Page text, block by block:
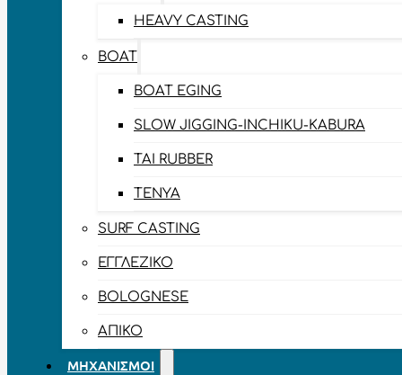
HEAVY CASTING
BOAT
BOAT EGING
SLOW JIGGING-INCHIKU-KABURA
TAI RUBBER
TENYA
SURF CASTING
ΕΓΓΛΈΖΙΚΟ
BOLOGNESE
ΑΠΊΚΟ
ΜΗΧΑΝΙΣΜΟΊ